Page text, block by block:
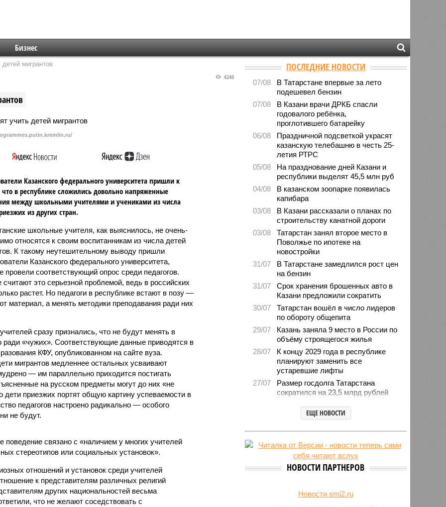
Бизнес
детей мигрантов
4240
Казанского федерального университета пришли к
в республике сложились довольно напряженные
между школьными учителями и учениками из числа
из других стран.
школьные учителя, как выяснилось, не очень-
относятся к своим воспитанникам из числа детей
К такому неутешительному выводу пришли
Казанского федерального университета,
провели соответствующий опрос среди педагогов.
это серьезной проблемой, ведь в российских
растет. Но педагоги в республике встают в позу —
материал, а менять методики преподавания ради них
сразу признались, что не будут менять в
ради «чужих». Соответствующие данные приводятся в
КФУ, опубликованном на сайте вуза.
мигрантов медленнее остальных усваивают
— им параллельно приходится постигать
на русском предметы могут до них «не
дети приезжих портят общую картину успеваемости в
педагогов настроено радикально — особого
не будут.
поведение связано с «наличием у многих учителей
стереотипов или социальных установок».
отношений и установок среди учителей
к представителям различных религий
других национальностей весьма
что не желают соседствовать с
ПОСЛЕДНИЕ НОВОСТИ
07/08
В Татарстане впервые за лето
подешевел бензин
07/08
В Казани врачи ДРКБ спасли
годовалого ребёнка,
проглотившего батарейку
06/08
Праздничной подсветкой украсят
казанскую телебашню в честь 25-
летия РТРС
05/08
На празднование дней Казани и
республики выделят 45,5 млн руб
04/08
В казанском зоопарке появилась
капибара
03/08
В Казани рассказали о планах по
строительству канатной дороги
03/08
Татарстан занял второе место в
Поволжье по ипотеке на
новостройки
31/07
В Татарстане замедлился рост цен
на бензин
31/07
Срок хранения брошенных авто в
Казани предложили сократить
30/07
Татарстан вошёл в число лидеров
по обороту общепита
29/07
Казань заняла 9 место в России по
объёму строящегося жилья
28/07
К концу 2029 года в республике
планируют заменить все
устаревшие лифты
27/07
Размер госдолга Татарстана
сократился на 23,5 млрд рублей
Свыше 2,3 млн «квадратов»
нового жилья построили с начала
врезался в дерево и загорелся,
есть погибшие
ЕЩЕ НОВОСТИ
НОВОСТИ ПАРТНЕРОВ
Новости smi2.ru